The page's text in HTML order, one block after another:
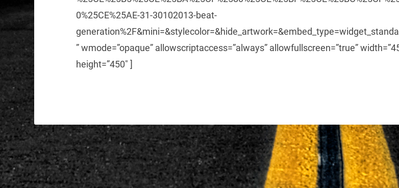
0%25CE%25AE-31-30102013-beat-
” wmode=”opaque” allowscriptaccess=”always” allowfullscreen=”true”
height=”450″ ]